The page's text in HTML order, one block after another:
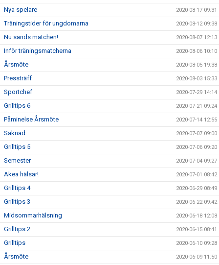
Nya spelare 2020-08-17 09:31
Träningstider för ungdomarna 2020-08-12 09:38
Nu sänds matchen! 2020-08-07 12:13
Inför träningsmatcherna 2020-08-06 10:10
Årsmöte 2020-08-05 19:38
Pressträff 2020-08-03 15:33
Sportchef 2020-07-29 14:14
Grilltips 6 2020-07-21 09:24
Påminelse Årsmöte 2020-07-14 12:55
Saknad 2020-07-07 09:00
Grilltips 5 2020-07-06 09:20
Semester 2020-07-04 09:27
Akea hälsar! 2020-07-01 08:42
Grilltips 4 2020-06-29 08:49
Grilltips 3 2020-06-22 09:42
Midsommarhälsning 2020-06-18 12:08
Grilltips 2 2020-06-15 08:41
Grilltips 2020-06-10 09:28
Årsmöte 2020-06-09 11:50